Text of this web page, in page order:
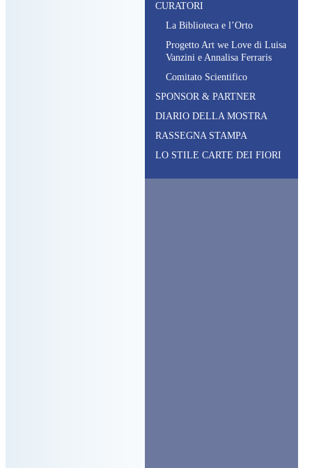
CURATORI
La Biblioteca e l’Orto
Progetto Art we Love di Luisa
Vanzini e Annalisa Ferraris
Comitato Scientifico
SPONSOR & PARTNER
DIARIO DELLA MOSTRA
RASSEGNA STAMPA
LO STILE CARTE DEI FIORI